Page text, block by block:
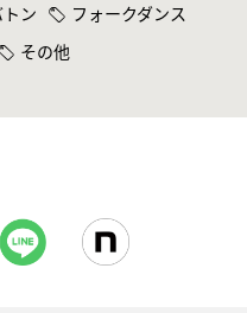
ン
フォークダンス
その他